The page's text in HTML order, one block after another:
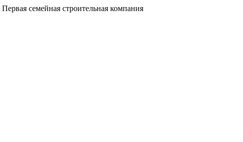
Первая семейная строительная компания